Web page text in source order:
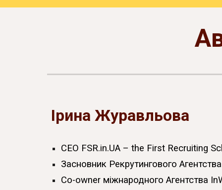
Ірина Журавльова
СEO FSR.in.UA – the First Recruiting
Засновник Рекрутингового
Co-owner міжнародного Агентства